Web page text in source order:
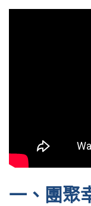
一、團聚